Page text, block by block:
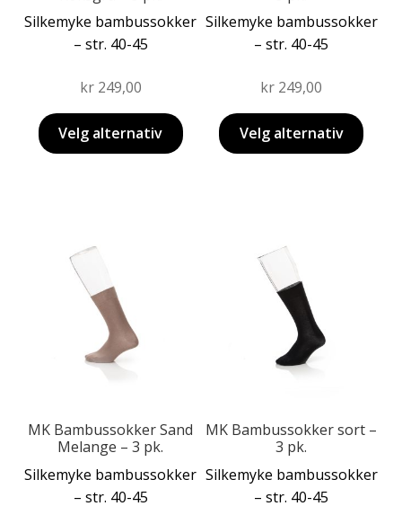
Silkemyke bambussokker
– str. 40-45
kr249,00
Velg alternativ
Silkemyke bambussokker
– str. 40-45
kr 249,00
Velg alternativ
MK Bambussokker Sand
Melange – 3 pk.
Silkemyke bambussokker
– str. 40-45
flere
varianter.
Alternativene
kan
produktsiden
MK Bambussokker sort –
3 pk.
Silkemyke bambussokker
– str. 40-45
flere
varianter.
Alternativene
kan
produktsiden